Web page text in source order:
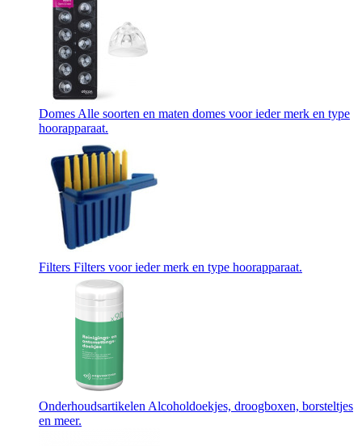
Domes Alle soorten en maten domes voor ieder merk en type
hoorapparaat.
Filters Filters voor ieder merk en type hoorapparaat.
Onderhoudsartikelen Alcoholdoekjes, droogboxen, borsteltjes
en meer.